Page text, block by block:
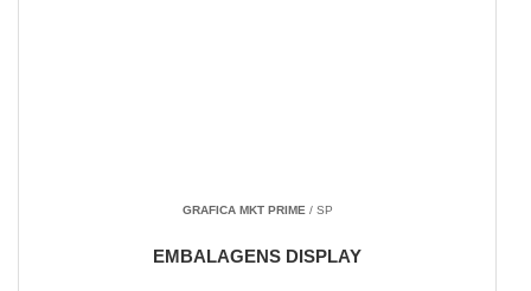
GRAFICA MKT PRIME/ SP
EMBALAGENS DISPLAY